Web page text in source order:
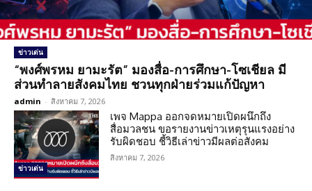
ข่าวเด่น
“พงศ์พรหม ยามะรัต” มองสื่อ-การศึกษา-โซเชียล มี
ส่วนทำลายสังคมไทย ชวนทุกฝ่ายร่วมแก้ปัญหา
admin - สิงหาคม 7, 2026
ข่าวเด่น
เพจ Mappa ออกจดหมายเปิดผนึกถึง
สื่อมวลชน ขอรายงานข่าวเหตุรุนแรงอย่าง
รับผิดชอบ ชี้วิธีเล่าข่าวมีผลต่อสังคม
สิงหาคม 7, 2026